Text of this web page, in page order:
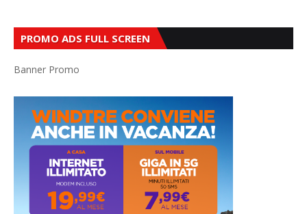
PROMO ADS FULL SCREEN
Banner Promo